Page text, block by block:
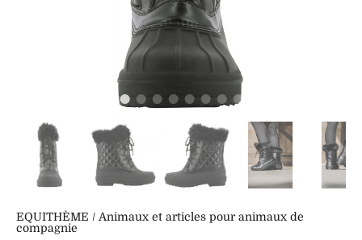
EQUITHÈME / Animaux et articles pour animaux de
compagnie